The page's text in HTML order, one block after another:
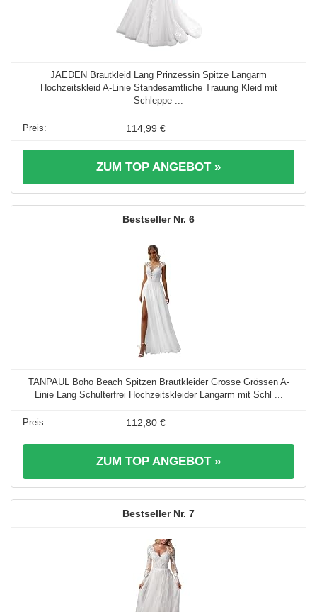
JAEDEN Brautkleid Lang Prinzessin Spitze Langarm
Hochzeitskleid A-Linie Standesamtliche Trauung Kleid mit
Schleppe ...
114,99 €
ZUM TOP ANGEBOT »
6
TANPAUL Boho Beach Spitzen Brautkleider Grosse Grössen A-
Linie Lang Schulterfrei Hochzeitskleider Langarm mit Schl ...
112,80 €
ZUM TOP ANGEBOT »
7